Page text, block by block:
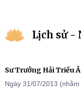
Lịch sử -
Sư Trưởng Hải Triều
Ngày 31/07/2013